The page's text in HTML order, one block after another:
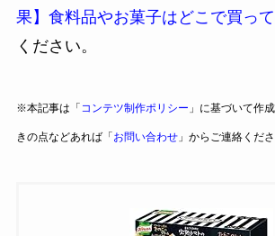
果】食料品やお菓子はどこで買って
ください。
※本記事は「 コンテツ制作ポリシー 」に基づいて作
きの点などあれば「 お問い合わせ」からご連絡くださ